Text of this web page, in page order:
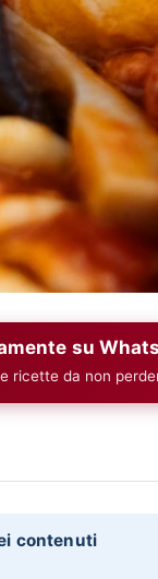
su
ricette da non
contenuti